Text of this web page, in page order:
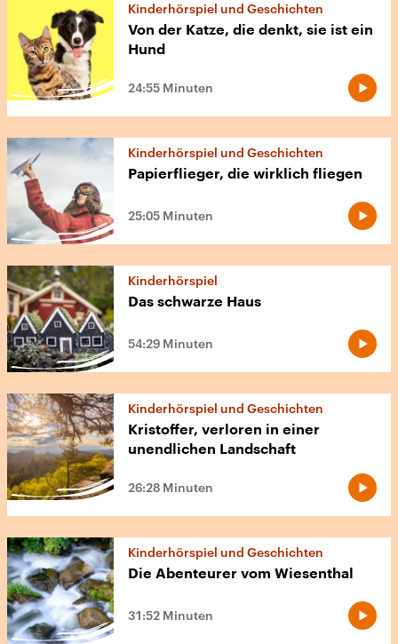
Kinderhörspiel und Geschichten
Von der Katze, die denkt, sie ist ein
Hund
24:55 Minuten
Kinderhörspiel und Geschichten
Papierflieger, die wirklich fliegen
25:05 Minuten
Kinderhörspiel
Das schwarze Haus
54:29 Minuten
Kinderhörspiel und Geschichten
Kristoffer, verloren in einer
unendlichen Landschaft
26:28 Minuten
Kinderhörspiel und Geschichten
Die Abenteurer vom Wiesenthal
31:52 Minuten